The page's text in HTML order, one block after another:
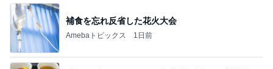
補食を忘れ反省した花火大会
Amebaトピックス 1日前